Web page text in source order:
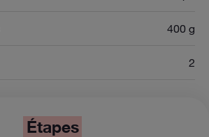
400 g
2
Étapes